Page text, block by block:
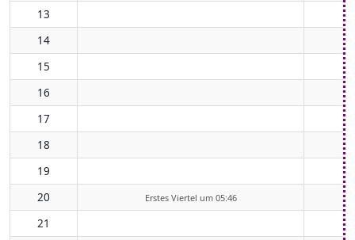
13
14
15
16
17
18
19
20
Erstes Viertel um 05:46
21